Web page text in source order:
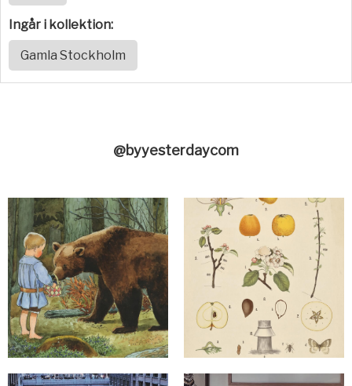
Ingår i kollektion:
Gamla Stockholm
@byyesterdaycom